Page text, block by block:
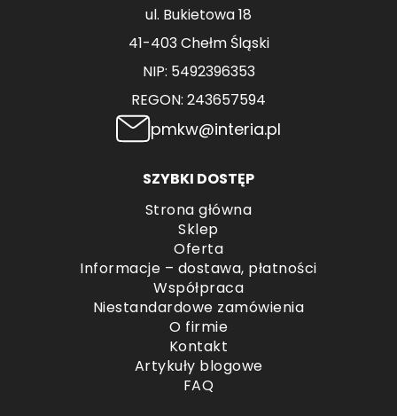
ul. Bukietowa 18
41-403 Chełm Śląski
NIP: 5492396353
REGON: 243657594
pmkw@interia.pl
SZYBKI DOSTĘP
Strona główna
Sklep
Oferta
Informacje – dostawa, płatności
Współpraca
Niestandardowe zamówienia
O firmie
Kontakt
Artykuły blogowe
FAQ